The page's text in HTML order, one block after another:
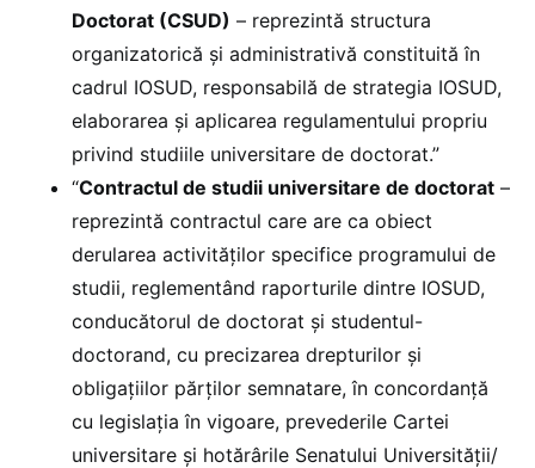
Doctorat (CSUD) – reprezintă structura
organizatorică și administrativă constituită în
cadrul IOSUD, responsabilă de strategia IOSUD,
elaborarea și aplicarea regulamentului propriu
privind studiile universitare de doctorat.”
“Contractul de studii universitare de doctorat –
reprezintă contractul care are ca obiect
derularea activităților specifice programului de
studii, reglementând raporturile dintre IOSUD,
conducătorul de doctorat și studentul-
doctorand, cu precizarea drepturilor și
obligațiilor părților semnatare, în concordanță
cu legislația în vigoare, prevederile Cartei
universitare și hotărârile Senatului Universității/